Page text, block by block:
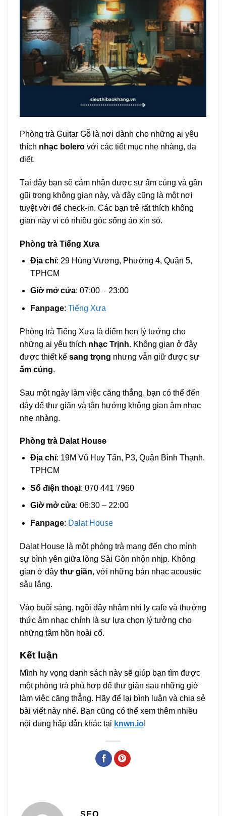
Phòng trà Guitar Gỗ là nơi dành cho những ai yêu
thích nhạc bolero với các tiết mục nhẹ nhàng, da
diết.
Tại đây bạn sẽ cảm nhận được sự ấm cúng và gần
gũi trong không gian này, và đây cũng là một nơi
tuyệt vời để check-in. Các bạn trẻ rất thích không
gian này vì có nhiều góc sống ảo xịn sò.
Phòng trà Tiếng Xưa
Địa chỉ: 29 Hùng Vương, Phường 4, Quận 5,
TPHCM
Giờ mở cửa: 07:00 – 23:00
Fanpage: Tiếng Xưa
Phòng trà Tiếng Xưa là điểm hẹn lý tưởng cho
những ai yêu thích nhạc Trịnh. Không gian ở đây
được thiết kế sang trọng nhưng vẫn giữ được sự
ấm cúng.
Sau một ngày làm việc căng thẳng, bạn có thể đến
đây để thư giãn và tận hưởng không gian âm nhạc
nhẹ nhàng.
Phòng trà Dalat House
Địa chỉ: 19M Vũ Huy Tấn, P3, Quận Bình Thạnh,
TPHCM
Số điện thoại: 070 441 7960
Giờ mở cửa: 06:30 – 22:00
Fanpage: Dalat House
Dalat House là một phòng trà mang đến cho mình
sự bình yên giữa lòng Sài Gòn nhộn nhịp. Không
gian ở đây thư giãn, với những bản nhạc acoustic
sâu lắng.
Vào buổi sáng, ngồi đây nhâm nhi ly cafe và thưởng
thức âm nhạc chính là sự lựa chọn lý tưởng cho
những tâm hồn hoài cổ.
Kết luận
Mình hy vọng danh sách này sẽ giúp bạn tìm được
một phòng trà phù hợp để thư giãn sau những giờ
làm việc căng thẳng. Hãy để lại bình luận và chia sẻ
bài viết này nhé. Bạn cũng có thể xem thêm nhiều
nội dung hấp dẫn khác tại knwn.io!
SEO